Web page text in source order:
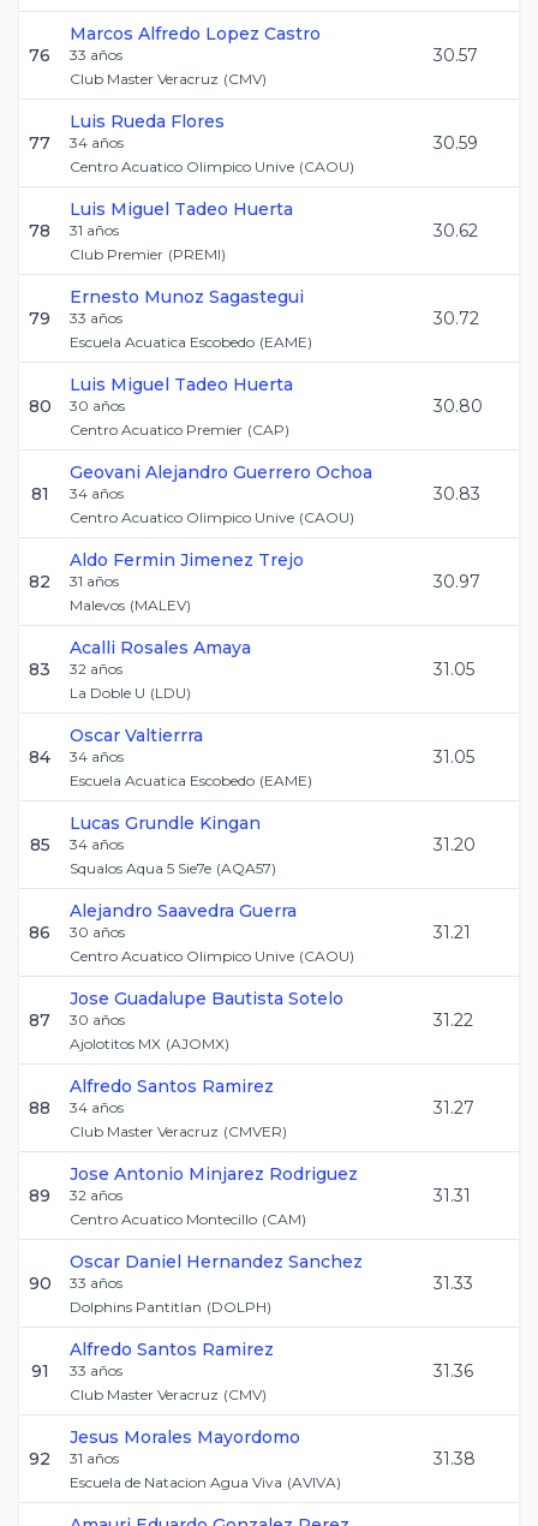
76
Marcos Alfredo Lopez Castro
33 años
Club Master Veracruz (CMV)
30.57
77
Luis Rueda Flores
34 años
Centro Acuatico Olimpico Unive (CAOU)
30.59
78
Luis Miguel Tadeo Huerta
31 años
Club Premier (PREMI)
30.62
79
Ernesto Munoz Sagastegui
33 años
Escuela Acuatica Escobedo (EAME)
30.72
80
Luis Miguel Tadeo Huerta
30 años
Centro Acuatico Premier (CAP)
30.80
81
Geovani Alejandro Guerrero Ochoa
34 años
Centro Acuatico Olimpico Unive (CAOU)
30.83
82
Aldo Fermin Jimenez Trejo
31 años
Malevos (MALEV)
30.97
83
Acalli Rosales Amaya
32 años
La Doble U (LDU)
31.05
84
Oscar Valtierrra
34 años
Escuela Acuatica Escobedo (EAME)
31.05
85
Lucas Grundle Kingan
34 años
Squalos Aqua 5 Sie7e (AQA57)
31.20
86
Alejandro Saavedra Guerra
30 años
Centro Acuatico Olimpico Unive (CAOU)
31.21
87
Jose Guadalupe Bautista Sotelo
30 años
Ajolotitos MX (AJOMX)
31.22
88
Alfredo Santos Ramirez
34 años
Club Master Veracruz (CMVER)
31.27
89
Jose Antonio Minjarez Rodriguez
32 años
Centro Acuatico Montecillo (CAM)
31.31
90
Oscar Daniel Hernandez Sanchez
33 años
Dolphins Pantitlan (DOLPH)
31.33
91
Alfredo Santos Ramirez
33 años
Club Master Veracruz (CMV)
31.36
92
Jesus Morales Mayordomo
31 años
Escuela de Natacion Agua Viva (AVIVA)
31.38